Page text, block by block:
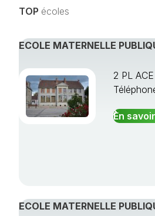
TOP écoles
ECOLE MATERNELLE
2 PL
En
ECOLE MATERNELLE